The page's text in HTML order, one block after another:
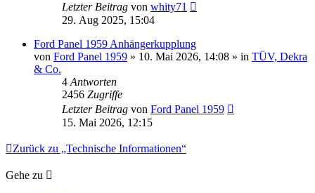
Letzter Beitrag von whity71
29. Aug 2025, 15:04
Ford Panel 1959 Anhängerkupplung
von Ford Panel 1959 » 10. Mai 2026, 14:08 » in TÜV, Dekra
& Co.
4Antworten
2456 Zugriffe
Letzter Beitrag von Ford Panel 1959
15. Mai 2026, 12:15
Zurück zu „Technische Informationen“
Gehe zu